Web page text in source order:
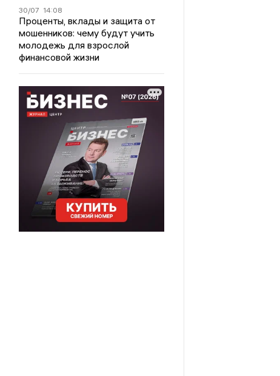
30/07 14:08
Проценты, вклады и защита от
мошенников: чему будут учить
молодежь для взрослой
финансовой жизни